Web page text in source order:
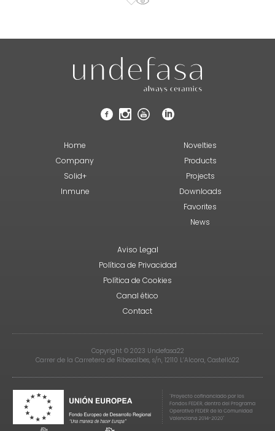
Home
Company
Solid+
Inmune
Novelties
Products
Projects
Downloads
Favorites
News
Aviso Legal
Política de Privacidad
Política de Cookies
Canal ético
Contact
Copyright © 2023 Undefasa22
Carrer de la Carretera de Ribesalbes, s/n, 12110 L’Alcora, Castelló22